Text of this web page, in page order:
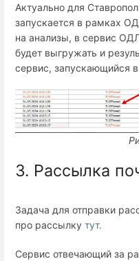
Актуально для
запускается в рамках
на анализы, в сервис
будет выгружать и
сервис, запускающийся
3. Рассылка
Задача для отправки
про рассылку тут.
Сервис отвечающий за